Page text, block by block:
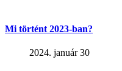
Mi történt 2023-ban?
2024. január 30